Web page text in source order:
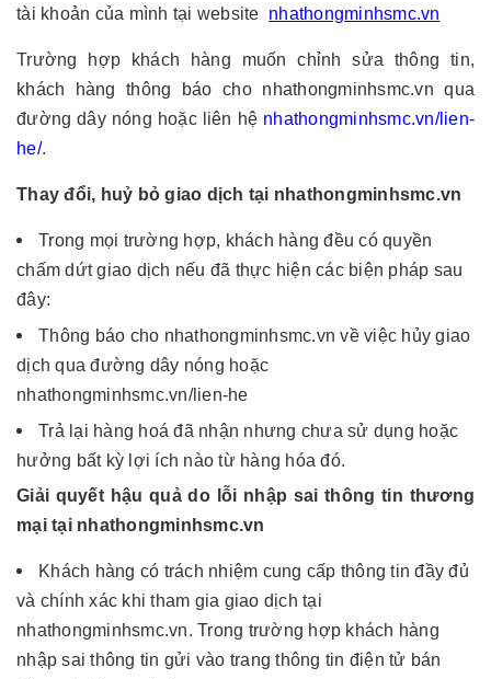
tài khoản của mình tại website nhathongminhsmc.vn
Trường hợp khách hàng muốn chỉnh sửa thông tin,
khách hàng thông báo cho nhathongminhsmc.vn qua
đường dây nóng hoặc liên hệ nhathongminhsmc.vn/lien-
he/.
Thay đổi, huỷ bỏ giao dịch tại nhathongminhsmc.vn
Trong mọi trường hợp, khách hàng đều có quyền
chấm dứt giao dịch nếu đã thực hiện các biện pháp sau
đây:
Thông báo cho nhathongminhsmc.vn về việc hủy giao
dịch qua đường dây nóng hoặc
nhathongminhsmc.vn/lien-he
Trả lại hàng hoá đã nhận nhưng chưa sử dụng hoặc
hưởng bất kỳ lợi ích nào từ hàng hóa đó.
Giải quyết hậu quả do lỗi nhập sai thông tin thương
mại tại nhathongminhsmc.vn
Khách hàng có trách nhiệm cung cấp thông tin đầy đủ
và chính xác khi tham gia giao dịch tại
nhathongminhsmc.vn. Trong trường hợp khách hàng
nhập sai thông tin gửi vào trang thông tin điện tử bán